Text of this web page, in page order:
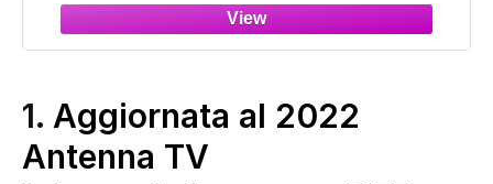
mm/2,65)
1. Aggiornata al 2022
Antenna TV